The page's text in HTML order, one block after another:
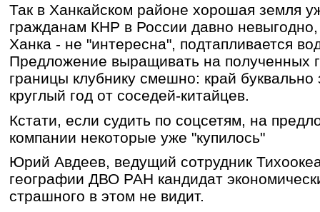
Так в Ханкайском районе хорошая земля
гражданам КНР в России давно
Ханка - не "интересна", подтапливается
Предложение выращивать на полученных
границы клубнику смешно: край буквально
круглый год от соседей-китайцев.
Кстати, если судить по соцсетям, на
компании некоторые уже "купилось"
Юрий Авдеев, ведущий сотрудник
географии ДВО РАН кандидат
страшного в этом не видит.